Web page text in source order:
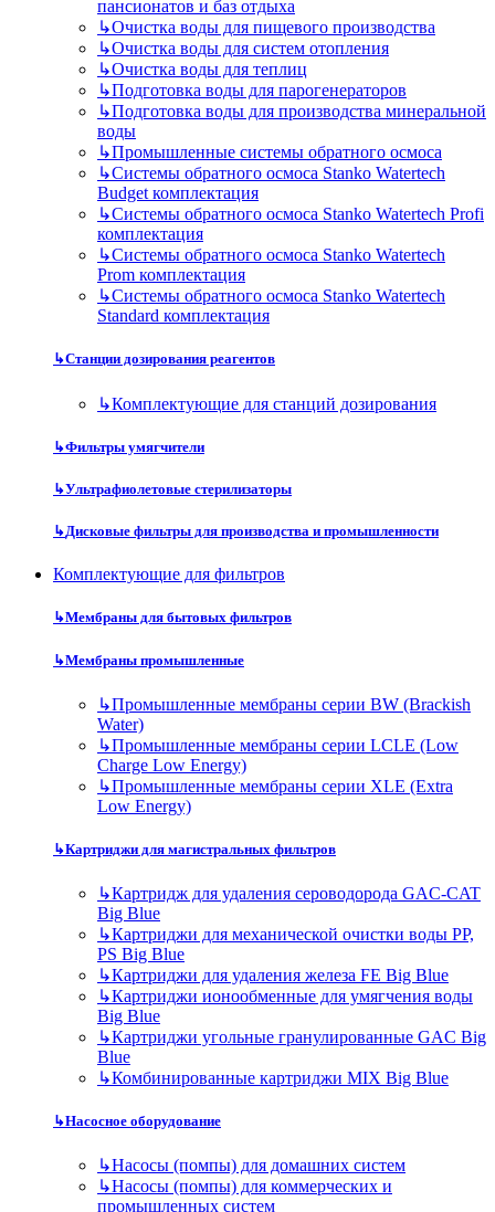
пансионатов и баз отдыха
↳Очистка воды для пищевого производства
↳Очистка воды для систем отопления
↳Очистка воды для теплиц
↳Подготовка воды для парогенераторов
↳Подготовка воды для производства минеральной
воды
↳Промышленные системы обратного осмоса
↳Системы обратного осмоса Stanko Watertech
Budget комплектация
↳Системы обратного осмоса Stanko Watertech Profi
комплектация
↳Системы обратного осмоса Stanko Watertech
Prom комплектация
↳Системы обратного осмоса Stanko Watertech
Standard комплектация
↳Станции дозирования реагентов
↳Комплектующие для станций дозирования
↳Фильтры умягчители
↳Ультрафиолетовые стерилизаторы
↳Дисковые фильтры для производства и промышленности
Комплектующие для фильтров
↳Мембраны для бытовых фильтров
↳Мембраны промышленные
↳Промышленные мембраны серии BW (Brackish
Water)
↳Промышленные мембраны серии LCLE (Low
Charge Low Energy)
↳Промышленные мембраны серии XLE (Extra
Low Energy)
↳Картриджи для магистральных фильтров
↳Картридж для удаления сероводорода GAC-CAT
Big Blue
↳Картриджи для механической очистки воды PP,
PS Big Blue
↳Картриджи для удаления железа FE Big Blue
↳Картриджи ионообменные для умягчения воды
Big Blue
↳Картриджи угольные гранулированные GAC Big
Blue
↳Комбинированные картриджи MIX Big Blue
↳Насосное оборудование
↳Насосы (помпы) для домашних систем
↳Насосы (помпы) для коммерческих и
промышленных систем